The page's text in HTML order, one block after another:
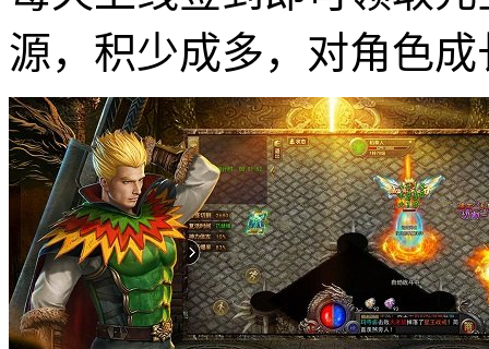
源，积少成多，对角色